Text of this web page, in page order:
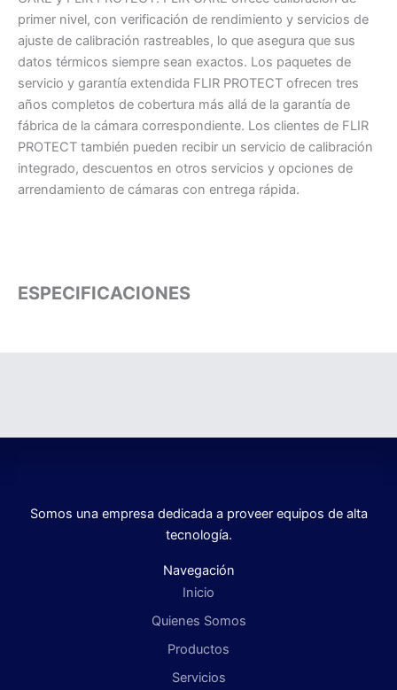
primer nivel, con verificación de rendimiento y servicios de
ajuste de calibración rastreables, lo que asegura que sus
datos térmicos siempre sean exactos. Los paquetes de
servicio y garantía extendida FLIR PROTECT ofrecen tres
años completos de cobertura más allá de la garantía de
fábrica de la cámara correspondiente. Los clientes de FLIR
PROTECT también pueden recibir un servicio de calibración
integrado, descuentos en otros servicios y opciones de
arrendamiento de cámaras con entrega rápida.
ESPECIFICACIONES
Somos una empresa dedicada a proveer equipos de alta
tecnología.
Navegación
Inicio
Quienes Somos
Productos
Servicios